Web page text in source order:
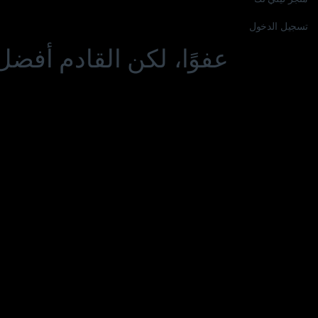
تسجيل الدخول
عفوًا، لكن القادم